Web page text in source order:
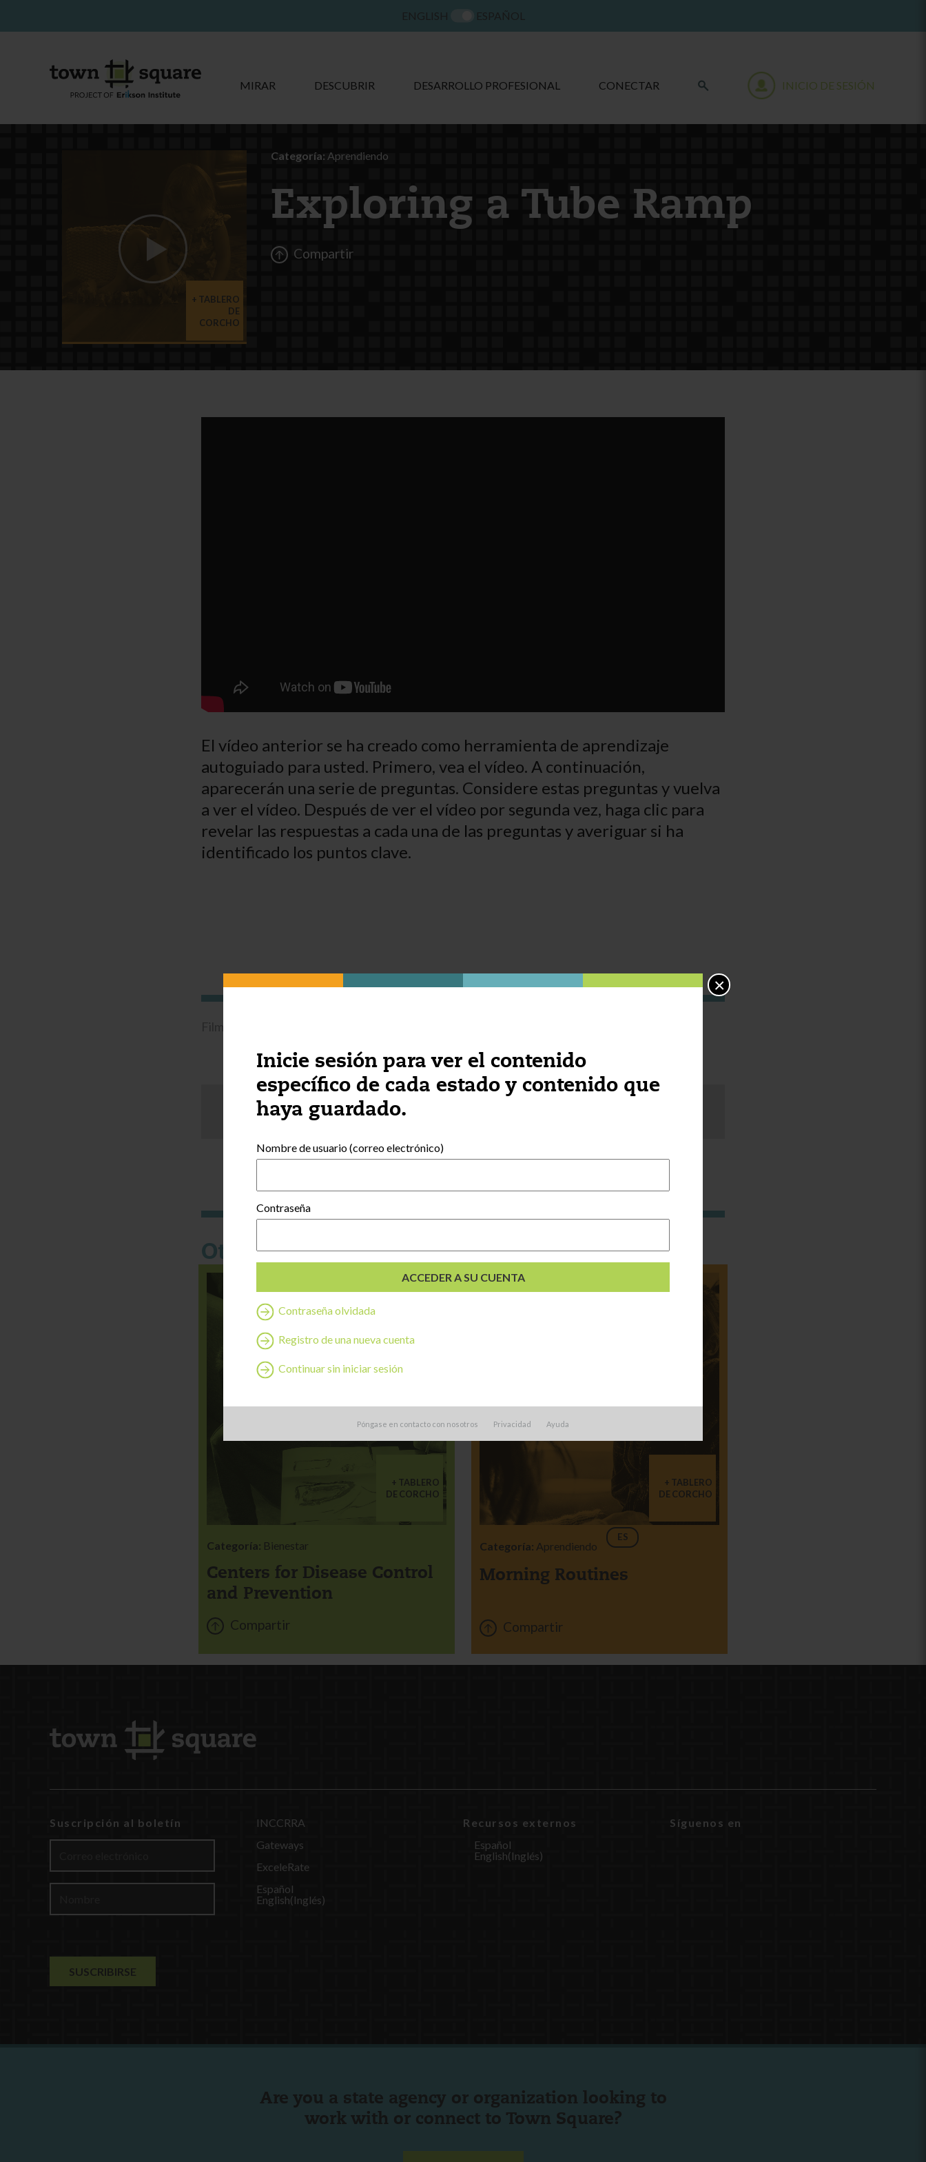
Inicie sesión para ver el contenido
específico de cada estado y contenido que
haya guardado.
Nombre de usuario (correo electrónico)
Contraseña
Contraseña olvidada
Registro de una nueva cuenta
Continuar sin iniciar sesión
Póngase en contacto con nosotros Privacidad Ayuda
×
MIRAR DESCUBRIR DESARROLLO PROFESIONAL CONECTAR INICIO DE SESIÓN
TABLERO
DE
CORCHO
Categoría: Aprendiendo
Exploring a Tube Ramp
Compartir
El vídeo anterior se ha creado como herramienta de aprendizaje
autoguiado para usted. Primero, vea el vídeo. A continuación,
aparecerán una serie de preguntas. Considere estas preguntas y vuelva
a ver el vídeo. Después de ver el vídeo por segunda vez, haga clic para
revelar las respuestas a cada una de las preguntas y averiguar si ha
identificado los puntos clave.
¿Le ha resultado útil este contenido?
Otras cosas que podrían interesarle:
TABLERO
DE CORCHO
Categoría: Bienestar
Centers for Disease Control
and Prevention
Compartir
TABLERO
DE CORCHO
Categoría: Aprendiendo
ES
Morning Routines
Compartir
Suscripción al boletín
INCCRRA
Gateways
ExceleRate
Español
English(Inglés)
Recursos externos
Español
English(Inglés)
Síguenos en
Are you a state agency or organization looking to
work with or connect to Town Square?